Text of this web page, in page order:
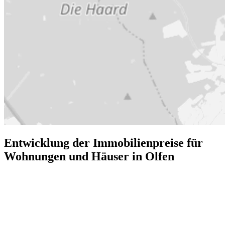
Entwicklung der Immobilienpreise für
Wohnungen und Häuser in Olfen